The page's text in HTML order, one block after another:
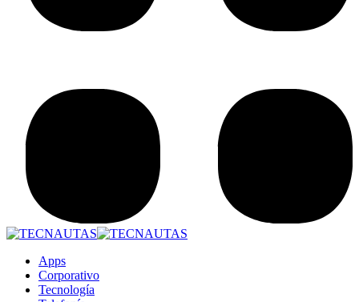
Apps
Corporativo
Tecnología